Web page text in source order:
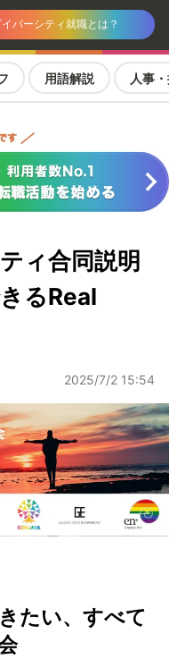
イバーシティ就職とは？
用語解説 人事
ィ合同説明
るReal
2025/7/2 15:54
たい、すべて